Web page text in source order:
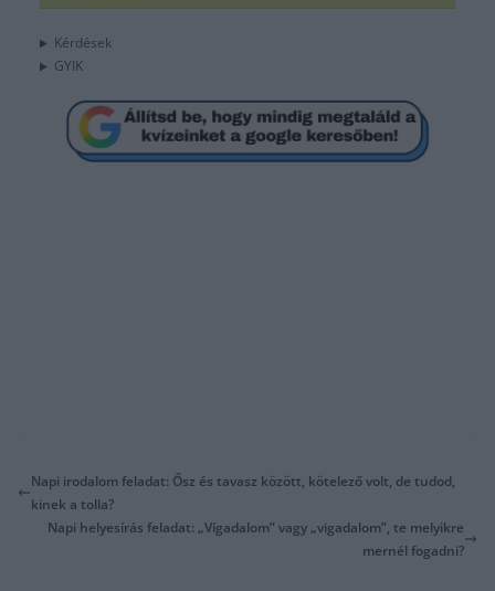
Kérdések
GYIK
Napi irodalom feladat: Ősz és tavasz között, kötelező volt, de tudod,
kinek a tolla?
Napi helyesírás feladat: „Vígadalom” vagy „vigadalom”, te melyikre
mernél fogadni?